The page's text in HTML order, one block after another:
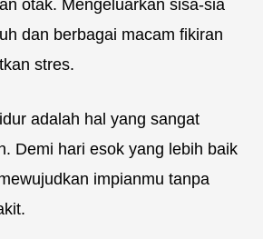
otak. Mengeluarkan sisa-sia
dan berbagai macam fikiran
stres.
adalah hal yang sangat
Demi hari esok yang lebih baik
impianmu tanpa